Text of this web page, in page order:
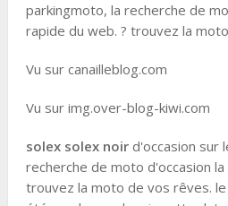
parkingmoto, la recherche de
rapide du web. ? trouvez la
Vu sur canailleblog.com
Vu sur img.over-blog-kiwi.com
solex solex noird'occasion sur
recherche de moto d'occasion
trouvez la moto de vos rêves.